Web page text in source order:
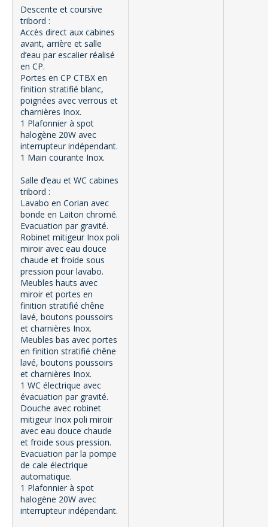
Descente et coursive
tribord :
Accès direct aux cabines
avant, arrière et salle
d’eau par escalier réalisé
en CP.
Portes en CP CTBX en
finition stratifié blanc,
poignées avec verrous et
charnières Inox.
1 Plafonnier à spot
halogène 20W avec
interrupteur indépendant.
1 Main courante Inox.
Salle d’eau et WC cabines
tribord :
Lavabo en Corian avec
bonde en Laiton chromé.
Evacuation par gravité.
Robinet mitigeur Inox poli
miroir avec eau douce
chaude et froide sous
pression pour lavabo.
Meubles hauts avec
miroir et portes en
finition stratifié chêne
lavé, boutons poussoirs
et charnières Inox.
Meubles bas avec portes
en finition stratifié chêne
lavé, boutons poussoirs
et charnières Inox.
1 WC électrique avec
évacuation par gravité.
Douche avec robinet
mitigeur Inox poli miroir
avec eau douce chaude
et froide sous pression.
Evacuation par la pompe
de cale électrique
automatique.
1 Plafonnier à spot
halogène 20W avec
interrupteur indépendant.